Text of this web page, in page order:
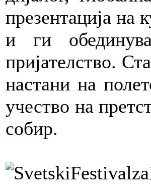
презентација на
и ги
пријателство.
настани на
учество на
собир.